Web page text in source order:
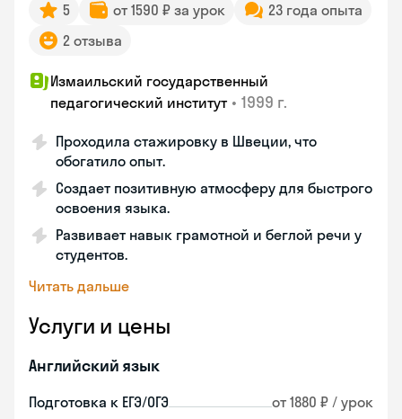
5 от 1590 ₽ за урок
23 года опыта
2 отзыва
Измаильский государственный
педагогический институт • 1999 г.
Проходила стажировку в Швеции, что
обогатило опыт.
Создает позитивную атмосферу для быстрого
освоения языка.
Развивает навык грамотной и беглой речи у
студентов.
Читать дальше
Услуги и цены
Английский язык
Подготовка к ЕГЭ/ОГЭ от 1880 ₽ / урок